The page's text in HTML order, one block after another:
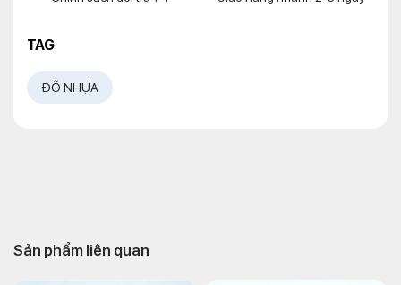
TAG
ĐỒ NHỰA
Sản phẩm liên quan